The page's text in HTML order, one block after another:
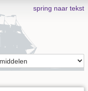
spring naar tekst